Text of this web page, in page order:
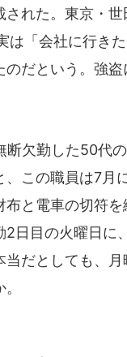
された。東京・
は「会社に行き
のだという。強
欠勤した50代
、この職員は7月
と電車の切符
2日目の火曜日に
当だとしても、